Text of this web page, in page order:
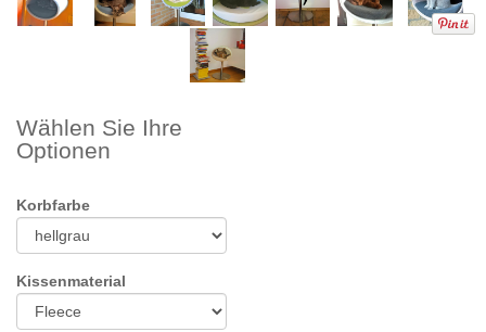
Wählen Sie Ihre
Optionen
Korbfarbe
Kissenmaterial